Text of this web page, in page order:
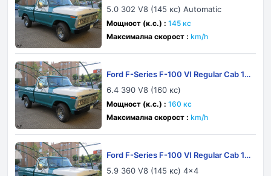
73
5.0 302 V8 (145 кс) Automatic
Мощност (к.с.) : 145 кс
Максимална скорост : km/h
Ford F-Series F-100 VI Regular Cab 19
73
6.4 390 V8 (160 кс)
Мощност (к.с.) : 160 кс
Максимална скорост : km/h
Ford F-Series F-100 VI Regular Cab 19
73
5.9 360 V8 (145 кс) 4x4